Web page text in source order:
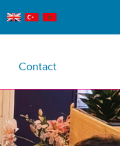
Contact